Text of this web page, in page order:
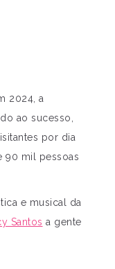
2024, a
ao sucesso,
por dia
90 mil pessoas
e musical da
Santos a gente